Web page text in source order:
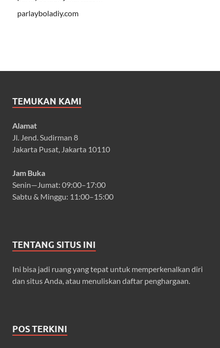
parlayboladiy.com
TEMUKAN KAMI
Alamat
Jl. Jend. Sudirman 8
Jakarta Pusat, Jakarta 10110
Jam Buka
Senin—Jumat: 09:00–17:00
Sabtu & Minggu: 11:00–15:00
TENTANG SITUS INI
Ini bisa jadi ruang yang tepat untuk memperkenalkan diri
dan situs Anda, atau menuliskan daftar penghargaan.
POS TERKINI